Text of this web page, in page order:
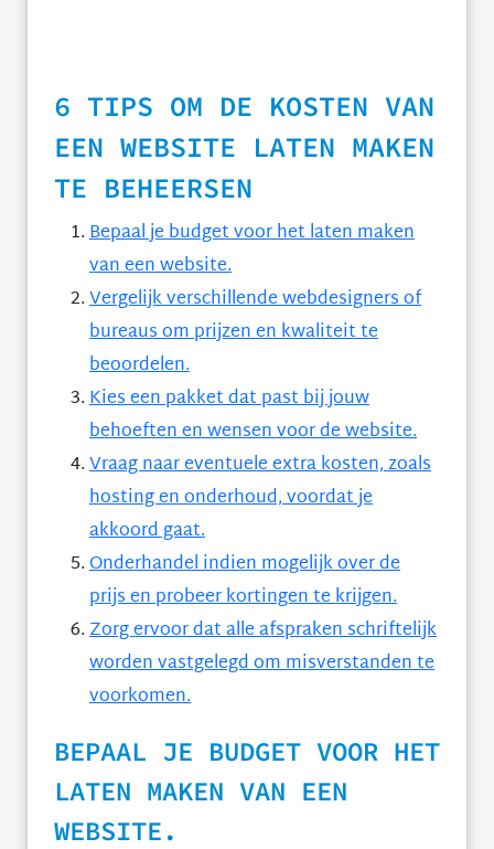
6 TIPS OM DE KOSTEN VAN
EEN WEBSITE LATEN MAKEN
TE BEHEERSEN
Bepaal je budget voor het laten maken
van een website.
Vergelijk verschillende webdesigners of
bureaus om prijzen en kwaliteit te
beoordelen.
Kies een pakket dat past bij jouw
behoeften en wensen voor de website.
Vraag naar eventuele extra kosten, zoals
hosting en onderhoud, voordat je
akkoord gaat.
Onderhandel indien mogelijk over de
prijs en probeer kortingen te krijgen.
Zorg ervoor dat alle afspraken schriftelijk
worden vastgelegd om misverstanden te
voorkomen.
BEPAAL JE BUDGET VOOR HET
LATEN MAKEN VAN EEN
WEBSITE.